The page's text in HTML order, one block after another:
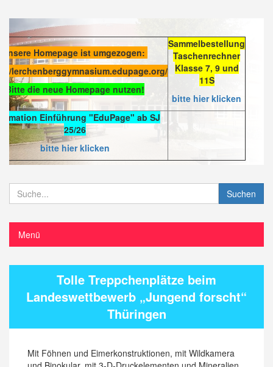
Unsere Homepage ist umgezogen:
lerchenberggymnasium.edupage.org/
Bitte die neue Homepage nutzen!
Sammelbestellung
Taschenrechner
Klasse 7, 9 und
11S
bitte hier klicken
Einführung "EduPage" ab SJ
25/26
bitte hier klicken
Suchen
Menü
Tolle Treppchenplätze beim
Landeswettbewerb „Jungend forscht“
Thüringen
Mit Föhnen und Eimerkonstruktionen, mit Wildkamera